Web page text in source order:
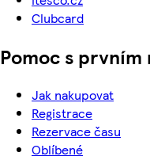
Clubcard
Pomoc s prvním
Jak nakupovat
Registrace
Rezervace času
Oblíbené